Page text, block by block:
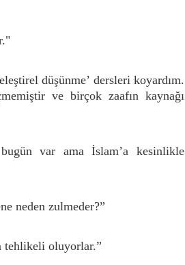
düşünme’ dersleri koyardım.
ve birçok zaafın kaynağı
var ama İslam’a kesinlikle
neden zulmeder?”
tehlikeli oluyorlar.”